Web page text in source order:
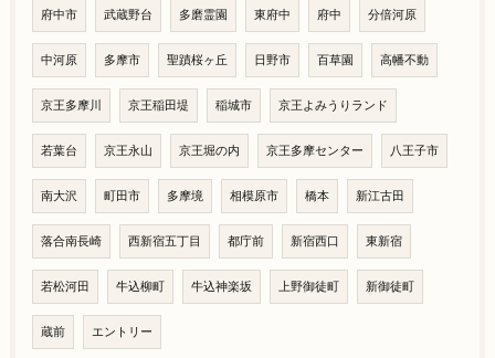
府中市 武蔵野台 多磨霊園 東府中 府中 分倍河原
中河原 多摩市 聖蹟桜ヶ丘 日野市 百草園 高幡不動
京王多摩川 京王稲田堤 稲城市 京王よみうりランド
若葉台 京王永山 京王堀の内 京王多摩センター 八王子市
南大沢 町田市 多摩境 相模原市 橋本 新江古田
落合南長崎 西新宿五丁目 都庁前 新宿西口 東新宿
若松河田 牛込柳町 牛込神楽坂 上野御徒町 新御徒町
蔵前 エントリー